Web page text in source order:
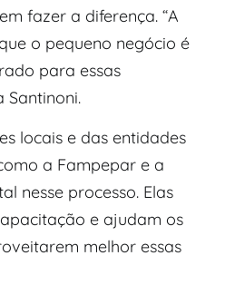
fazer a diferença. “A
o pequeno negócio é
para essas
Santinoni.
locais e das entidades
a Fampepar e a
nesse processo. Elas
e ajudam os
melhor essas